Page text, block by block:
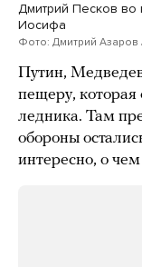
Дмитрий Песков
Иосифа
Фото: Дмитрий Азаров
Путин,
пещеру, которая
ледника. Там
обороны
интересно, о